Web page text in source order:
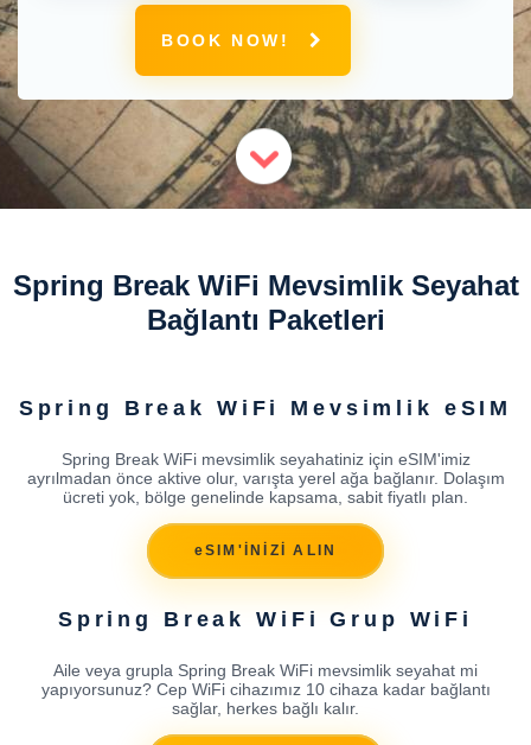
BOOK NOW!
Spring Break WiFi Mevsimlik Seyahat
Bağlantı Paketleri
Spring Break WiFi Mevsimlik eSIM
Spring Break WiFi mevsimlik seyahatiniz için eSIM'imiz
ayrılmadan önce aktive olur, varışta yerel ağa bağlanır. Dolaşım
ücreti yok, bölge genelinde kapsama, sabit fiyatlı plan.
eSIM'İNİZİ ALIN
Spring Break WiFi Grup WiFi
Aile veya grupla Spring Break WiFi mevsimlik seyahat mi
yapıyorsunuz? Cep WiFi cihazımız 10 cihaza kadar bağlantı
sağlar, herkes bağlı kalır.